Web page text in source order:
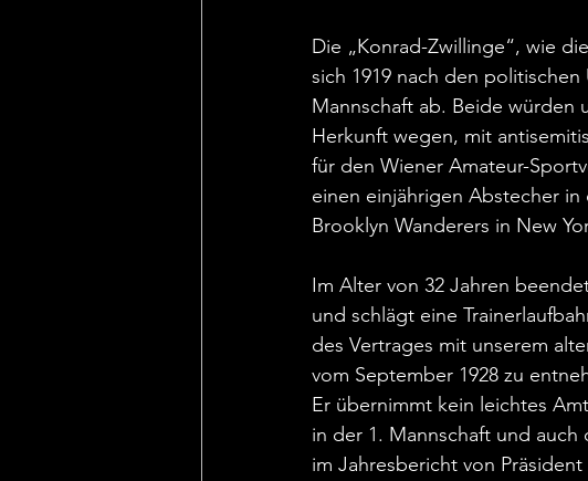
Die „Konrad-Zwillinge“, wie
sich 1919 nach den
Mannschaft ab. Beide würden
Herkunft wegen, mit
für den Wiener Amateur-
einen einjährigen Abstecher
Brooklyn Wanderers in New
Im Alter von 32 Jahren
und schlägt eine
des Vertrages mit unserem
vom September 1928 zu
Er übernimmt kein leichtes
in der 1. Mannschaft und
im Jahresbericht von